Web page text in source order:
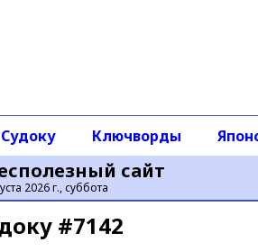
сайт
2026 г., суббота
Судоку Ключворды
#7142